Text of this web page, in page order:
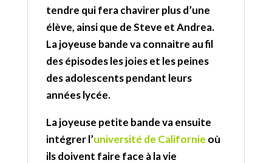
tendre qui fera chavirer plus d’une
élève, ainsi que de Steve et Andrea.
La joyeuse bande va connaitre au fil
des épisodes les joies et les peines
des adolescents pendant leurs
années lycée.
La joyeuse petite bande va ensuite
intégrer l’université de Californie où
ils doivent faire face à la vie